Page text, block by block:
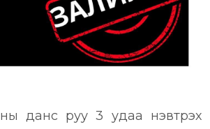
данс руу 3 удаа нэвтрэх